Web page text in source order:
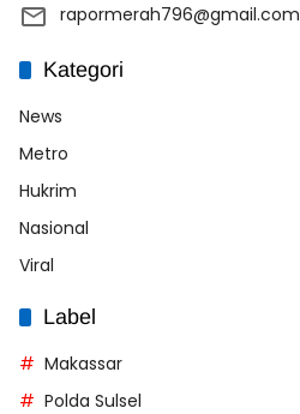
rapormerah796@gmail.com
Kategori
News
Metro
Hukrim
Nasional
Viral
Label
Makassar
Polda Sulsel